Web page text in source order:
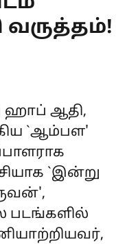
ஹாப் ஆதி,
`ஆம்பள'
`இன்று
படங்களில்